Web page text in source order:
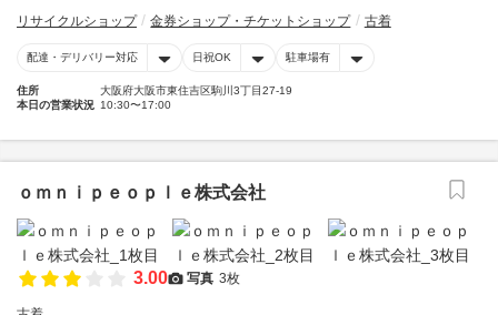
リサイクルショップ 金券ショップ・チケットショップ 古着
配達・デリバリー対応 日祝OK 駐車場有
住所
大阪府大阪市東住吉区駒川3丁目27-19
本日の営業状況 10:30〜17:00
ｏｍｎｉｐｅｏｐｌｅ株式会社
3.00 写真 3枚